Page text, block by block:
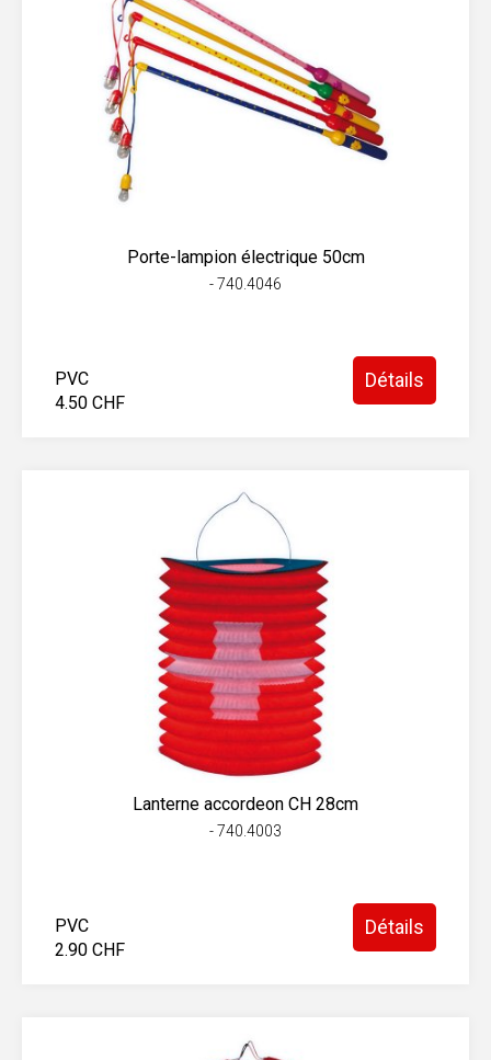
Porte-lampion électrique 50cm
- 740.4046
PVC
4.50 CHF
Détails
Lanterne accordeon CH 28cm
- 740.4003
PVC
2.90 CHF
Détails